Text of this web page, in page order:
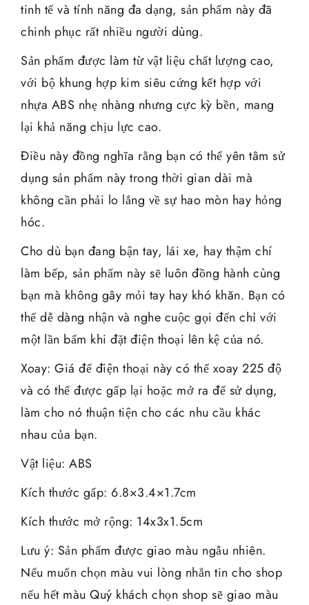
tinh tế và tính năng đa dạng, sản phẩm này đã
chinh phục rất nhiều người dùng.
Sản phẩm được làm từ vật liệu chất lượng cao,
với bộ khung hợp kim siêu cứng kết hợp với
nhựa ABS nhẹ nhàng nhưng cực kỳ bền, mang
lại khả năng chịu lực cao.
Điều này đồng nghĩa rằng bạn có thể yên tâm sử
dụng sản phẩm này trong thời gian dài mà
không cần phải lo lắng về sự hao mòn hay hỏng
hóc.
Cho dù bạn đang bận tay, lái xe, hay thậm chí
làm bếp, sản phẩm này sẽ luôn đồng hành cùng
bạn mà không gây mỏi tay hay khó khăn. Bạn có
thể dễ dàng nhận và nghe cuộc gọi đến chỉ với
một lần bấm khi đặt điện thoại lên kệ của nó.
Xoay: Giá để điện thoại này có thể xoay 225 độ
và có thể được gấp lại hoặc mở ra để sử dụng,
làm cho nó thuận tiện cho các nhu cầu khác
nhau của bạn.
Vật liệu: ABS
Kích thước gấp: 6.8×3.4×1.7cm
Kích thước mở rộng: 14x3x1.5cm
Lưu ý: Sản phẩm được giao màu ngẫu nhiên.
Nếu muốn chọn màu vui lòng nhắn tin cho shop
nếu hết màu Quý khách chọn shop sẽ giao màu